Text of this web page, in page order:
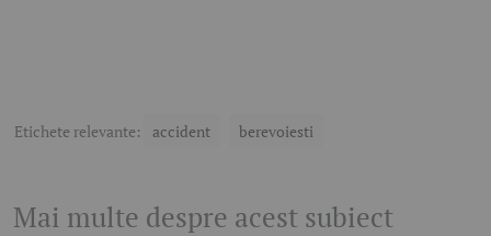
Etichete relevante: accident berevoiesti
Mai multe despre acest subiect